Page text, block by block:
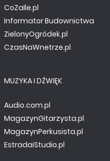
TUTORIALE
Programowanie
Debugowanie kodu
CoZaIle.pl
Informator Budownictwa
ZielonyOgródek.pl
CzasNaWnetrze.pl
MUZYKA I DŹWIĘK
Audio.com.pl
MagazynGitarzysta.pl
MagazynPerkusista.pl
EstradaiStudio.pl